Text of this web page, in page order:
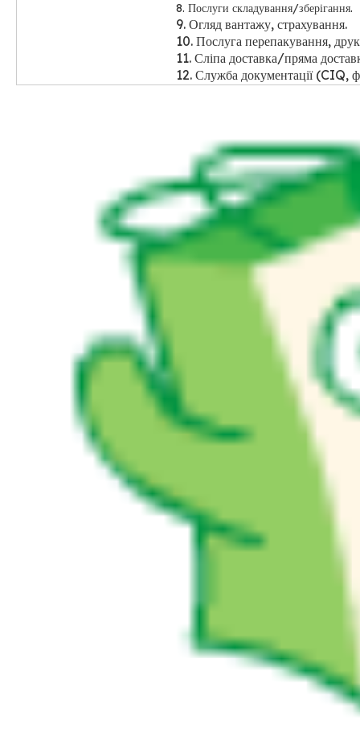
8. Послуги складування/зберігання.
9. Огляд вантажу, страхування.
10. Послуга перепакування,
11. Сліпа доставка/пряма
12. Служба документації